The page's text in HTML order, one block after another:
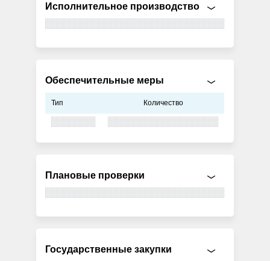
Исполнительное производство
Обеспечительные меры
Тип Количество
Плановые проверки
Государственные закупки